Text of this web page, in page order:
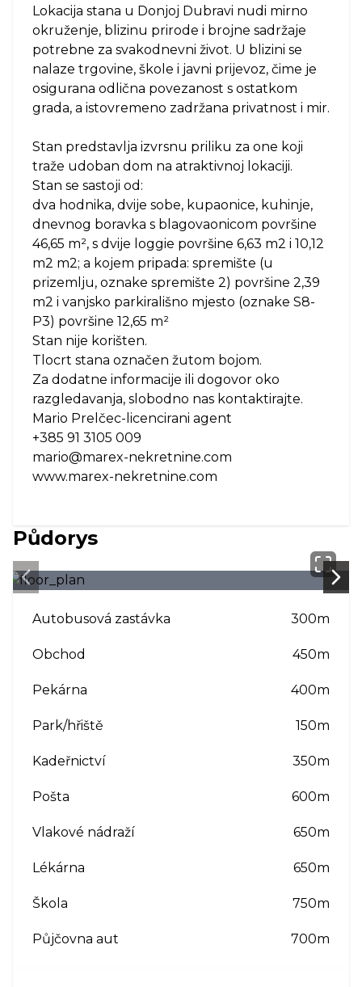
Lokacija stana u Donjoj Dubravi nudi mirno
okruženje, blizinu prirode i brojne sadržaje
potrebne za svakodnevni život. U blizini se
nalaze trgovine, škole i javni prijevoz, čime je
osigurana odlična povezanost s ostatkom
grada, a istovremeno zadržana privatnost i mir.
Stan predstavlja izvrsnu priliku za one koji
traže udoban dom na atraktivnoj lokaciji.
Stan se sastoji od:
dva hodnika, dvije sobe, kupaonice, kuhinje,
dnevnog boravka s blagovaonicom površine
46,65 m², s dvije loggie površine 6,63 m2 i 10,12
m2 m2; a kojem pripada: spremište (u
prizemlju, oznake spremište 2) površine 2,39
m2 i vanjsko parkirališno mjesto (oznake S8-
P3) površine 12,65 m²
Stan nije korišten.
Tlocrt stana označen žutom bojom.
Za dodatne informacije ili dogovor oko
razgledavanja, slobodno nas kontaktirajte.
Mario Prelčec-licencirani agent
+385 91 3105 009
mario@marex-nekretnine.com
www.marex-nekretnine.com
Půdorys
Next slide
Autobusová zastávka 300m
Obchod 450m
Pekárna 400m
Park/hřiště 150m
Kadeřnictví 350m
Pošta 600m
Vlakové nádraží 650m
Lékárna 650m
Škola 750m
Půjčovna aut 700m